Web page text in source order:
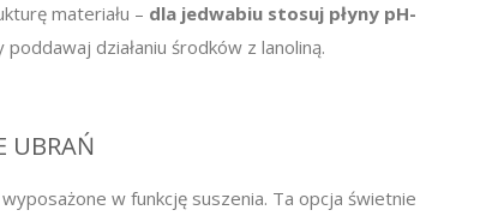
materiału – dla jedwabiu stosuj płyny pH-
poddawaj działaniu środków z lanoliną.
UBRAŃ
w funkcję suszenia. Ta opcja świetnie